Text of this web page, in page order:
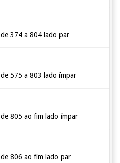
374 a 804 lado par
575 a 803 lado ímpar
805 ao fim lado ímpar
806 ao fim lado par